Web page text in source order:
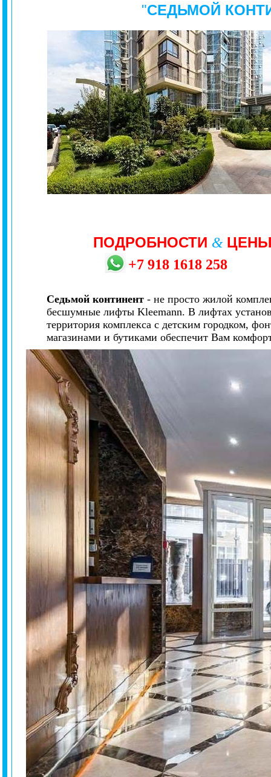
"СЕДЬМОЙ
ПОДРОБНОСТИ &
+7 918 1618 258
Седьмой континент- не просто жилой
бесшумные лифты Kleemann. В лифтах
территория комплекса с детским городком,
магазинами и бутиками обеспечит Вам